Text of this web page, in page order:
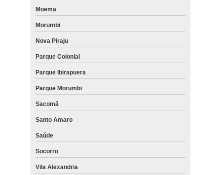
Moema
Morumbi
Nova Piraju
Parque Colonial
Parque Ibirapuera
Parque Morumbi
Sacomã
Santo Amaro
Saúde
Socorro
Vila Alexandria